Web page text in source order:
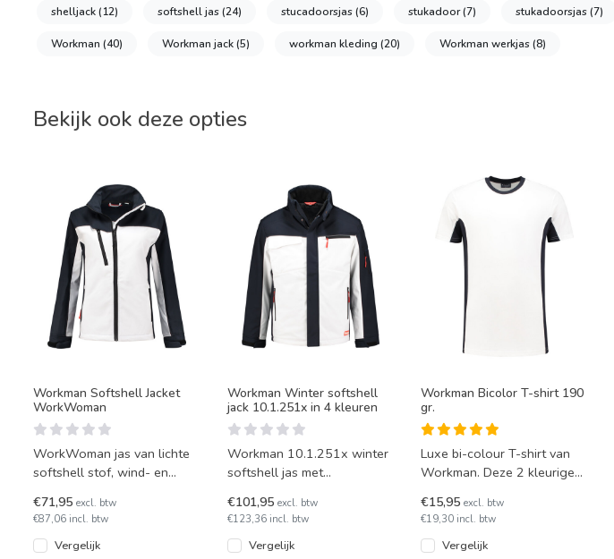
shelljack(12) softshell jas(24) stucadoorsjas(6) stukadoor(7) stukadoorsjas(7)
Workman (40) Workman jack(5) workman kleding (20) Workman werkjas(8)
Bekijk ook deze opties
Workman Softshell Jacket
WorkWoman
WorkWoman jas van lichte
softshell stof, wind- en
kraag. Ademend en voorzien
€71,95 excl. btw
€87,06 incl. btw
Vergelijk
Workman Winter softshell
jack 10.1.251x in 4 kleuren
Workman 10.1.251x winter
softshell jas met
extra warm gevoerd.
Afluitbare bor
€101,95 excl. btw
€123,36 incl. btw
Vergelijk
Workman Bicolor T-shirt 190
gr.
Luxe bi-colour T-shirt van
Workman. Deze 2 kleurige
droger en is leve
€15,95excl. btw
€19,30 incl. btw
Vergelijk